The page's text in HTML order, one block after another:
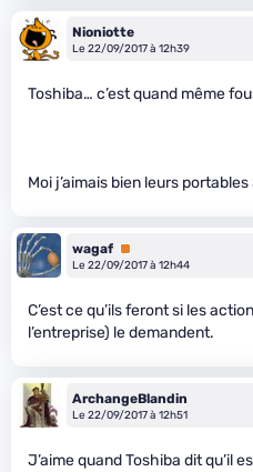
Nioniotte
Le 22/09/2017 à 12h39
Toshiba… c’est quand même
Moi j’aimais bien leurs
wagaf Premium
Le 22/09/2017 à 12h44
C’est ce qu’ils feront si les
l’entreprise) le demandent.
ArchangeBlandin
Le 22/09/2017 à 12h51
J’aime quand Toshiba dit qu’il